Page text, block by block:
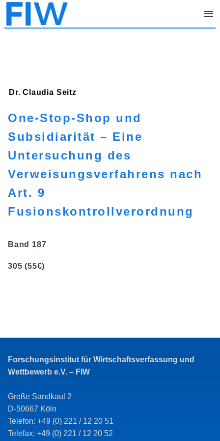
Dr. Claudia Seitz
One-Stop-Shop und
Subsidiarität – Eine
Untersuchung des
Verweisungsverfahrens nach
Art. 9
Fusionskontrollverordnung
Band 187
305 (55€)
Forschungsinstitut für Wirtschaftsverfassung und
Wettbewerb e.V. – FIW
Große Sandkaul 2
D-50667 Köln
Telefon: +49 (0) 221 / 12 20 51
Telefax: +49 (0) 221 / 12 20 52